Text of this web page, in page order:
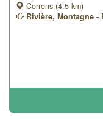
Correns (4.5 km)
Rivière, Montagne -